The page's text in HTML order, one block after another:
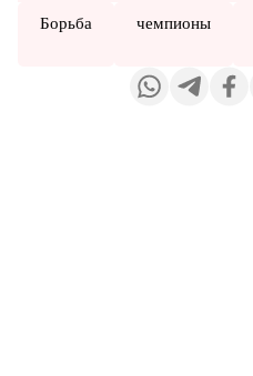
Борьба чемпионы